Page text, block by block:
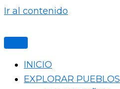
Ir al contenido
INICIO
EXPLORAR PUEBLOS